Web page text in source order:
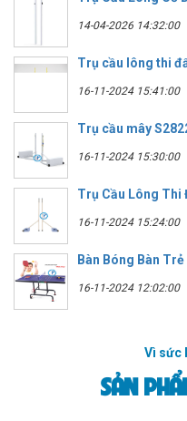
14-04-2026 14:32:00
Trụ cầu lông thi
16-11-2024 15:41:00
Trụ cầu mây
16-11-2024 15:30:00
Trụ Cầu Lông Thi
16-11-2024 15:24:00
Bàn Bóng Bàn Trẻ
16-11-2024 12:02:00
Vì sức
SẢN